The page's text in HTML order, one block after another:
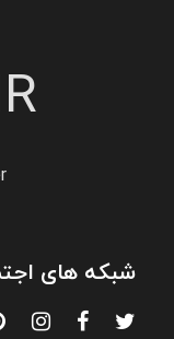
شبکه های